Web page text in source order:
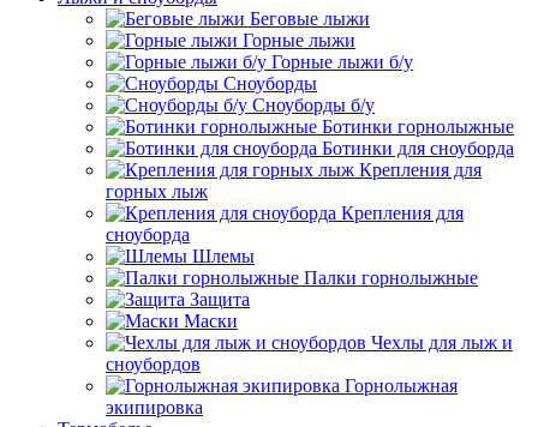
Беговые лыжи
Горные лыжи
Горные лыжи б/у
Сноуборды
Сноуборды б/у
Ботинки горнолыжные
Ботинки для сноуборда
Крепления для
горных лыж
Крепления для
сноуборда
Шлемы
Палки горнолыжные
Защита
Маски
Чехлы для лыж и
сноубордов
Горнолыжная
экипировка